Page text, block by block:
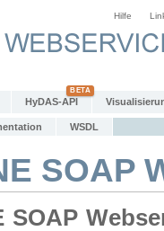
Hilfe
HyDAS-API
WSDL
SOAP
SOAP